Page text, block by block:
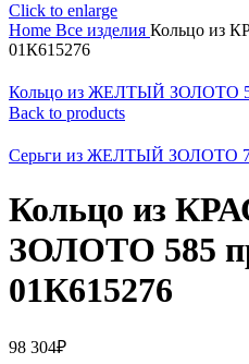
Click to enlarge
Home Все изделия Кольцо из
01К615276
Кольцо из ЖЕЛТЫЙ ЗОЛОТО
Back to products
Серьги из ЖЕЛТЫЙ ЗОЛОТО
Кольцо из
ЗОЛОТО 585
01К615276
98 304₽